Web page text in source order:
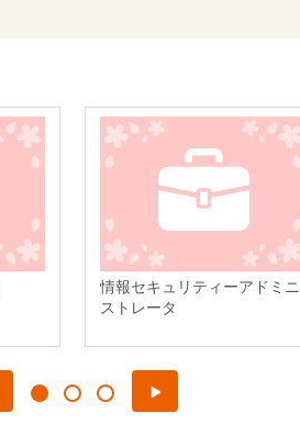
情報セキュリティーアドミニ
ストレータ